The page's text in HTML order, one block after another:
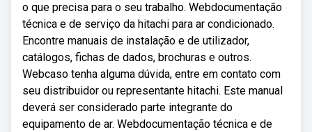
o que precisa para o seu trabalho. Webdocumentação
técnica e de serviço da hitachi para ar condicionado.
Encontre manuais de instalação e de utilizador,
catálogos, fichas de dados, brochuras e outros.
Webcaso tenha alguma dúvida, entre em contato com
seu distribuidor ou representante hitachi. Este manual
deverá ser considerado parte integrante do
equipamento de ar. Webdocumentação técnica e de